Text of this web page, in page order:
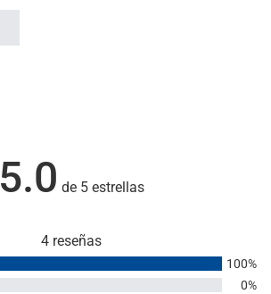
5.0 de 5 estrellas
4 reseñas
100%
0%